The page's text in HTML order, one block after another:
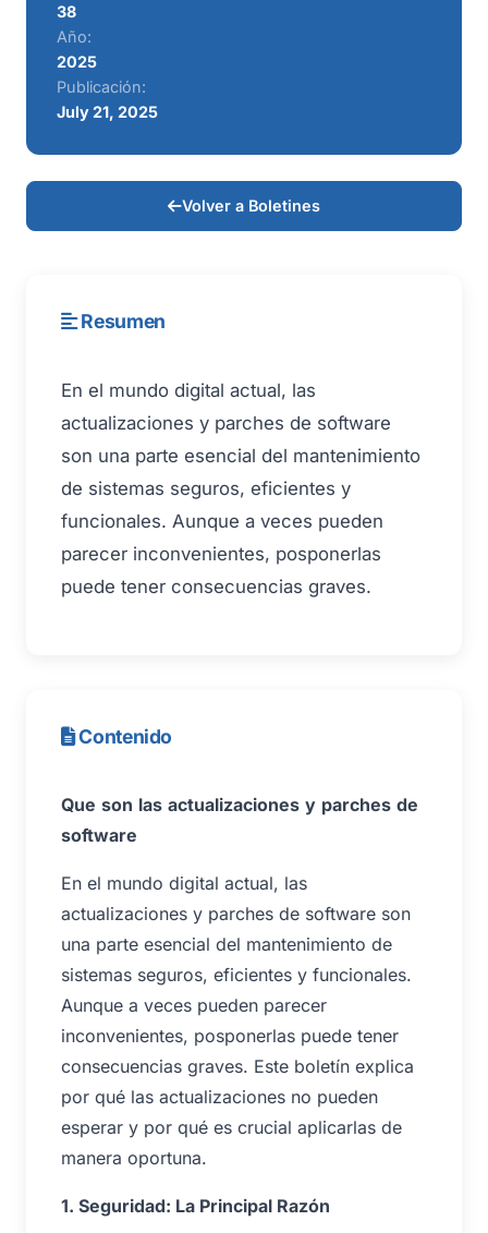
Resumen
En el mundo digital actual, las
actualizaciones y parches de software
son una parte esencial del mantenimiento
de sistemas seguros, eficientes y
funcionales. Aunque a veces pueden
parecer inconvenientes, posponerlas
puede tener consecuencias graves.
Contenido
Que son las actualizaciones y parches de
software
En el mundo digital actual, las
actualizaciones y parches de software son
una parte esencial del mantenimiento de
sistemas seguros, eficientes y funcionales.
Aunque a veces pueden parecer
inconvenientes, posponerlas puede tener
consecuencias graves. Este boletín explica
por qué las actualizaciones no pueden
esperar y por qué es crucial aplicarlas de
manera oportuna.
1. Seguridad: La Principal Razón
38
Año:
2025
Publicación:
July 21, 2025
Volver a Boletines